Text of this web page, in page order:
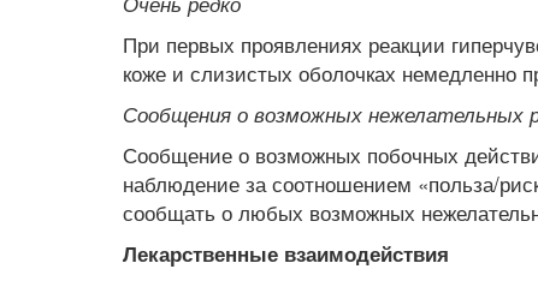
При первых проявлениях реакции
коже и слизистых оболочках немедленно
Сообщения о возможных нежелательных
Сообщение о возможных побочных
наблюдение за соотношением «польза/
сообщать о любых возможных
Лекарственные взаимодействия